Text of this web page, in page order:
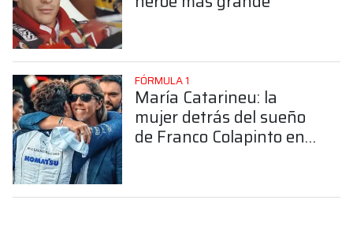
FÓRMULA 1
María Catarineu: la
mujer detrás del sueño
de Franco Colapinto en